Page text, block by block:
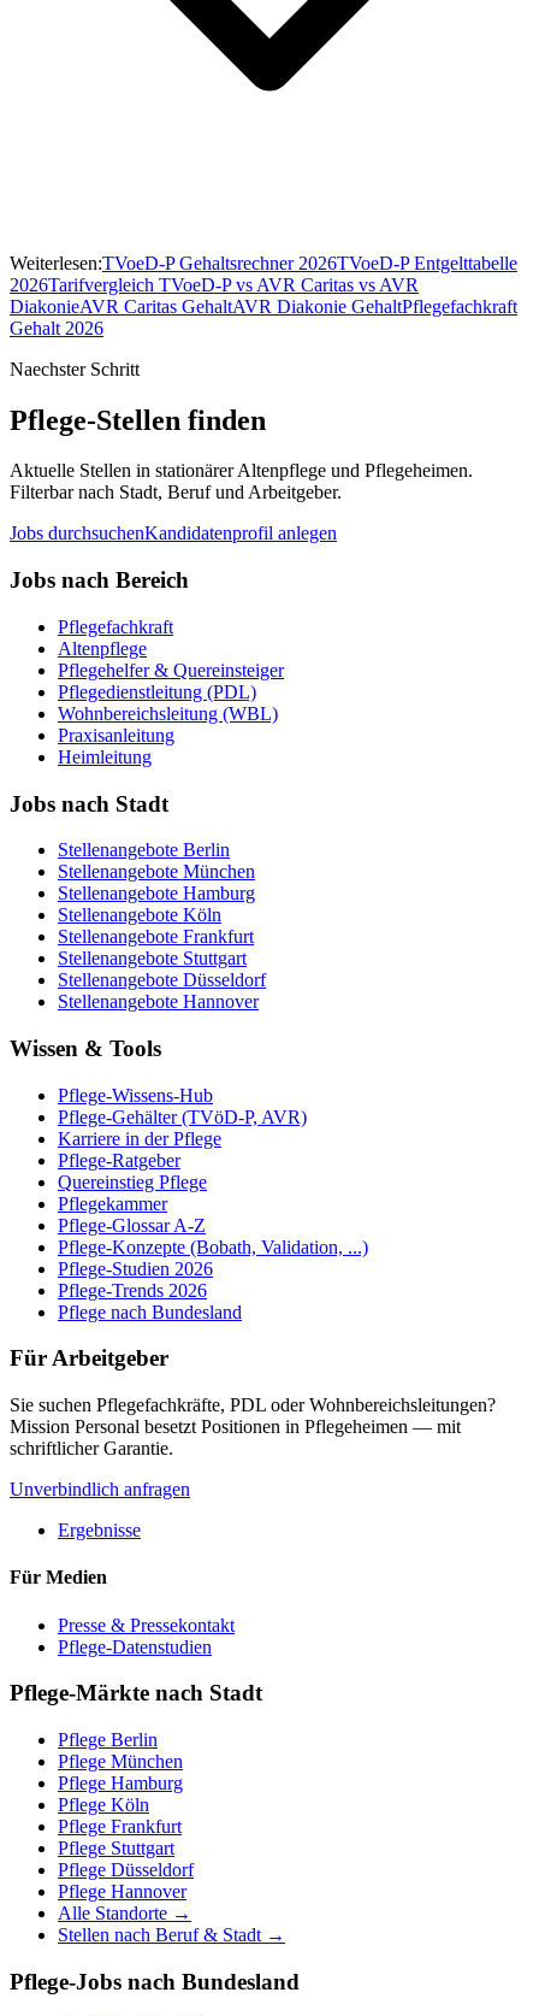
Weiterlesen:TVoeD-P Gehaltsrechner 2026TVoeD-P Entgelttabelle
2026Tarifvergleich TVoeD-P vs AVR Caritas vs AVR
DiakonieAVR Caritas GehaltAVR Diakonie GehaltPflegefachkraft
Gehalt 2026
Naechster Schritt
Pflege-Stellen finden
Aktuelle Stellen in stationärer Altenpflege und Pflegeheimen.
Filterbar nach Stadt, Beruf und Arbeitgeber.
Jobs durchsuchenKandidatenprofil anlegen
Jobs nach Bereich
Pflegefachkraft
Altenpflege
Pflegehelfer & Quereinsteiger
Pflegedienstleitung (PDL)
Wohnbereichsleitung (WBL)
Praxisanleitung
Heimleitung
Jobs nach Stadt
Stellenangebote Berlin
Stellenangebote München
Stellenangebote Hamburg
Stellenangebote Köln
Stellenangebote Frankfurt
Stellenangebote Stuttgart
Stellenangebote Düsseldorf
Stellenangebote Hannover
Wissen & Tools
Pflege-Wissens-Hub
Pflege-Gehälter (TVöD-P, AVR)
Karriere in der Pflege
Pflege-Ratgeber
Quereinstieg Pflege
Pflegekammer
Pflege-Glossar A-Z
Pflege-Konzepte (Bobath, Validation, ...)
Pflege-Studien 2026
Pflege-Trends 2026
Pflege nach Bundesland
Für Arbeitgeber
Sie suchen Pflegefachkräfte, PDL oder Wohnbereichsleitungen?
Mission Personal besetzt Positionen in Pflegeheimen — mit
schriftlicher Garantie.
Unverbindlich anfragen
Ergebnisse
Für Medien
Presse & Pressekontakt
Pflege-Datenstudien
Pflege-Märkte nach Stadt
Pflege Berlin
Pflege München
Pflege Hamburg
Pflege Köln
Pflege Frankfurt
Pflege Stuttgart
Pflege Düsseldorf
Pflege Hannover
Alle Standorte →
Stellen nach Beruf & Stadt →
Pflege-Jobs nach Bundesland